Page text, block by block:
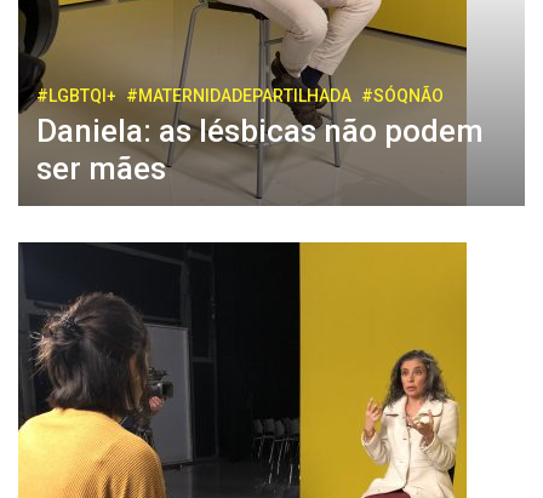
#LGBTQI+ #MATERNIDADEPARTILHADA #SÓQNÃO
Daniela: as lésbicas não podem
ser mães